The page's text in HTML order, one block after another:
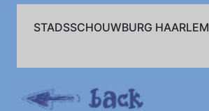
STADSSCHOUWBURG HAARLEM